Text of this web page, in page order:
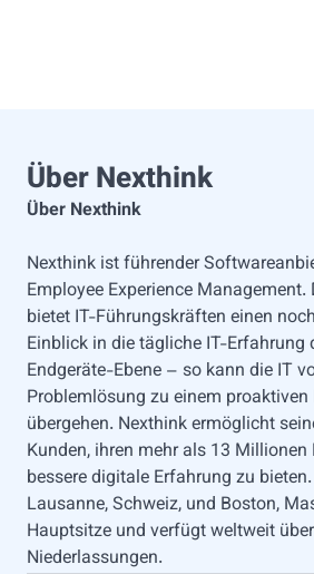
Über Nexthink
Über Nexthink
Nexthink ist führender
Employee Experience Management.
bietet IT-Führungskräften einen
Einblick in die tägliche IT-
Endgeräte-Ebene – so kann die IT
Problemlösung zu einem proaktiven
übergehen. Nexthink ermöglicht
Kunden, ihren mehr als 13
bessere digitale Erfahrung zu
Lausanne, Schweiz, und Boston,
Hauptsitze und verfügt weltweit
Niederlassungen.